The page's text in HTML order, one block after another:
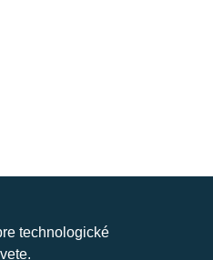
technologické